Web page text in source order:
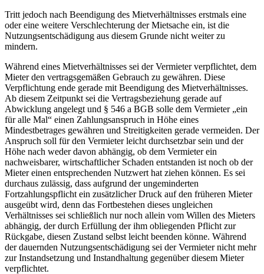
Tritt jedoch nach Beendigung des Mietverhältnisses erstmals eine
oder eine weitere Verschlechterung der Mietsache ein, ist die
Nutzungsentschädigung aus diesem Grunde nicht weiter zu
mindern.
Während eines Mietverhältnisses sei der Vermieter verpflichtet, dem
Mieter den vertragsgemäßen Gebrauch zu gewähren. Diese
Verpflichtung ende gerade mit Beendigung des Mietverhältnisses.
Ab diesem Zeitpunkt sei die Vertragsbeziehung gerade auf
Abwicklung angelegt und § 546 a BGB solle dem Vermieter „ein
für alle Mal“ einen Zahlungsanspruch in Höhe eines
Mindestbetrages gewähren und Streitigkeiten gerade vermeiden. Der
Anspruch soll für den Vermieter leicht durchsetzbar sein und der
Höhe nach weder davon abhängig, ob dem Vermieter ein
nachweisbarer, wirtschaftlicher Schaden entstanden ist noch ob der
Mieter einen entsprechenden Nutzwert hat ziehen können. Es sei
durchaus zulässig, dass aufgrund der ungeminderten
Fortzahlungspflicht ein zusätzlicher Druck auf den früheren Mieter
ausgeübt wird, denn das Fortbestehen dieses ungleichen
Verhältnisses sei schließlich nur noch allein vom Willen des Mieters
abhängig, der durch Erfüllung der ihm obliegenden Pflicht zur
Rückgabe, diesen Zustand selbst leicht beenden könne. Während
der dauernden Nutzungsentschädigung sei der Vermieter nicht mehr
zur Instandsetzung und Instandhaltung gegenüber diesem Mieter
verpflichtet.